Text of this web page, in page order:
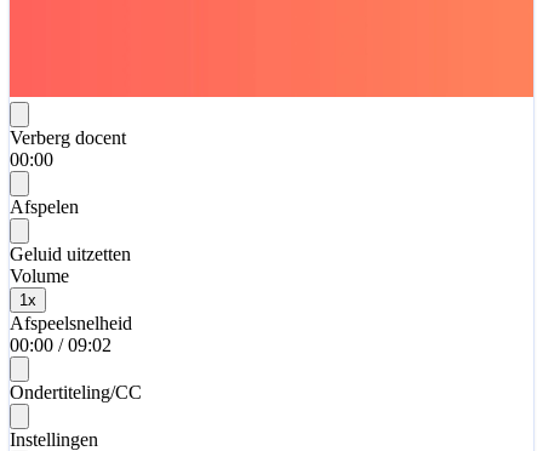
Verberg docent
00:00
Afspelen
Geluid uitzetten
Volume
1x
Afspeelsnelheid
00:00 / 09:02
Ondertiteling/CC
Instellingen